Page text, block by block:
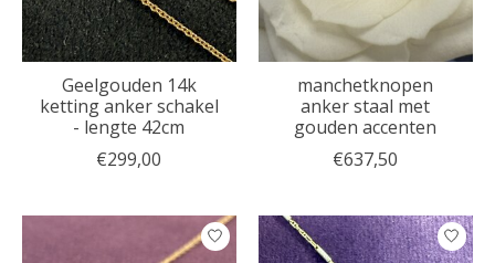
Geelgouden 14k
ketting anker schakel
- lengte 42cm
€299,00
manchetknopen
anker staal met
gouden accenten
€637,50